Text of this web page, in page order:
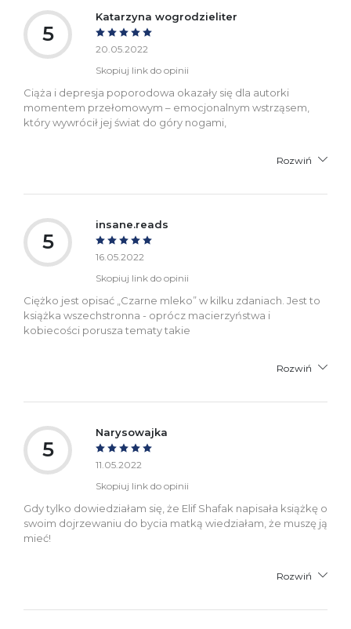
5
Katarzyna wogrodzieliter
20.05.2022
Skopiuj link do opinii
Ciąża i depresja poporodowa okazały się dla autorki
momentem przełomowym – emocjonalnym wstrząsem,
który wywrócił jej świat do góry nogami,
Rozwiń
5
insane.reads
16.05.2022
Skopiuj link do opinii
Ciężko jest opisać „Czarne mleko” w kilku zdaniach. Jest to
książka wszechstronna - oprócz macierzyństwa i
kobiecości porusza tematy takie
Rozwiń
5
Narysowajka
11.05.2022
Skopiuj link do opinii
Gdy tylko dowiedziałam się, że Elif Shafak napisała książkę o
swoim dojrzewaniu do bycia matką wiedziałam, że muszę ją
mieć!
Rozwiń